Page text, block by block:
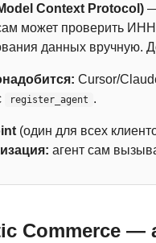
Context Protocol)
может проверить
данных вручную.
Cursor/
register_agent .
(один для всех
агент сам
Commerce —